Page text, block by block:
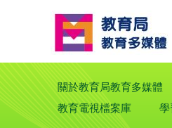
關於教育局教育多媒體
教育電視檔案庫